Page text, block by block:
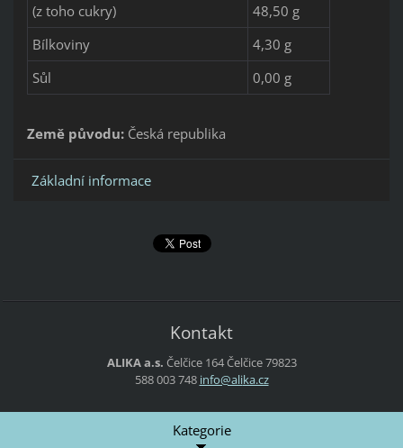
(z toho cukry)
48,50 g
Bílkoviny
4,30 g
Sůl
0,00 g
Země původu:Česká republika
Základní informace
Kontakt
ALIKA a.s. Čelčice 164Čelčice79823
588 003 748 info@alika.cz
Kategorie